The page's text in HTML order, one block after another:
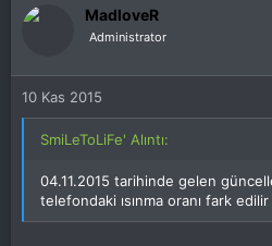
MadloveR
Administrator
10 Kas 2015
SmiLeToLiFe' Alıntı:
04.11.2015 tarihinde gelen
telefondaki ısınma oranı fark